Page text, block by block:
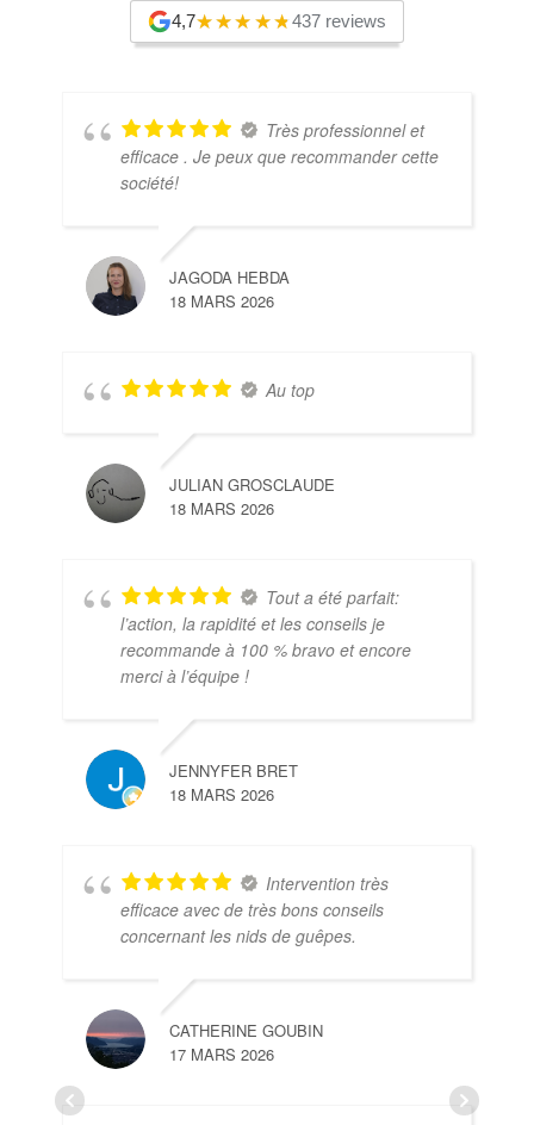
4,7 437 reviews
Très professionnel et
efficace . Je peux que recommander cette
société!
JAGODA HEBDA
18 MARS 2026
Au top
JULIAN GROSCLAUDE
18 MARS 2026
Tout a été parfait:
l’action, la rapidité et les conseils je
recommande à 100 % bravo et encore
merci à l’équipe !
JENNYFER BRET
18 MARS 2026
Intervention très
efficace avec de très bons conseils
concernant les nids de guêpes.
CATHERINE GOUBIN
17 MARS 2026